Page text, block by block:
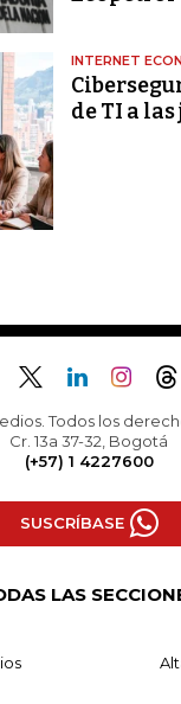
INTERNET
de TI a
Todos los
Cr. 13a 37-32, Bogotá
(+57) 1 4227600
SUSCRÍBASE
LAS